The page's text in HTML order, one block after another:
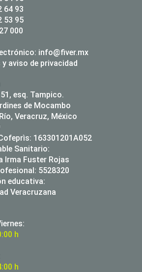
64 93
53 95
000
info@fiver.mx
aviso de privacidad
esq. Tampico.
de Mocambo
Veracruz, México
163301201A052
Sanitario:
Irma Fuster Rojas
5528320
educativa:
Veracruzana
h
h